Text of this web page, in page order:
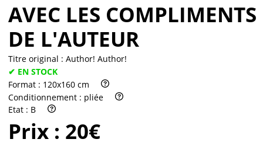
AVEC LES COMPLIMENTS
DE L'AUTEUR
Titre original : Author! Author!
✔ EN STOCK
Format : 120x160 cm
Conditionnement : pliée
Etat : B
Prix : 20€